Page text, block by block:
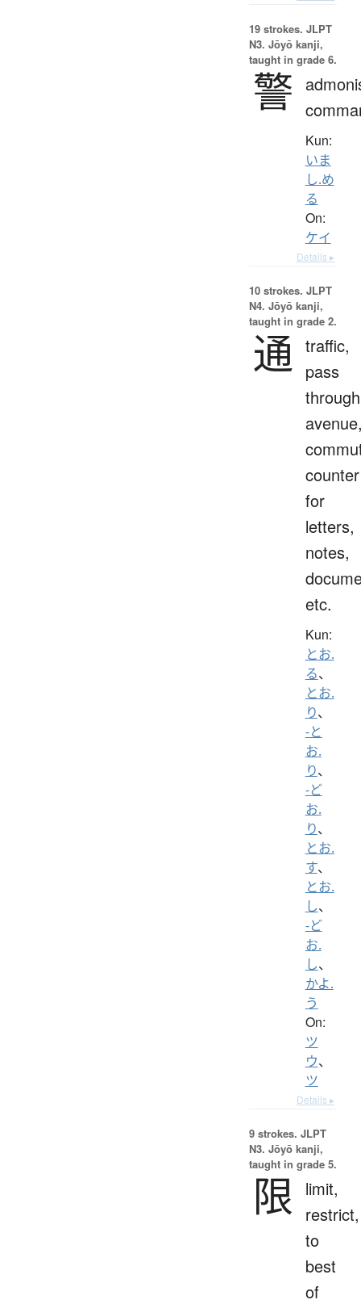
19 strokes. JLPT
N3. Jōyō kanji,
taught in grade 6.
警
Kun:
いま
し.め
る
On:
ケイ
Details ▸
10 strokes. JLPT
N4. Jōyō kanji,
taught in grade 2.
通 traffic,
pass
counter
for
letters,
notes,
etc.
Kun:
とお.
る、
とお.
り、
-と
お.
り、
-ど
お.
り、
とお.
す、
とお.
し、
-ど
お.
し、
かよ.
う
On:
ツ
ウ、
ツ
Details ▸
9 strokes. JLPT
N3. Jōyō kanji,
taught in grade 5.
限
limit,
restrict,
to
best
of